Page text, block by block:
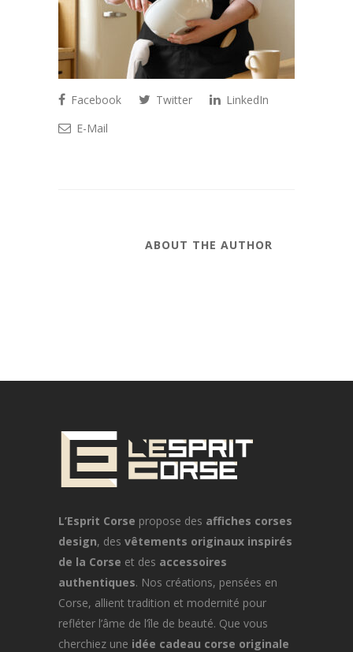
Facebook Twitter
LinkedIn
E-Mail
ABOUT THE AUTHOR
L’Esprit Corse propose des affiches corses
design, des vêtements originaux inspirés
de la Corse et des accessoires
authentiques. Nos créations, pensées en
Corse, allient tradition et modernité pour
refléter l’âme de l’île de beauté. Que vous
cherchiez une idée cadeau corse originale